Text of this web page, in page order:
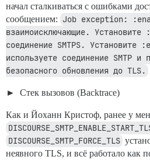
начал сталкиваться с ошибками
сообщением: Job exception:
взаимоисключающие.
соединение SMTPS.
используете соединение SMTP и
безопасного обновления до TLS.
Стек вызовов (Backtrace)
Как и Йоханн Кристоф, ранее у
DISCOURSE_SMTP_FORCE_TLS
неявного TLS, и всё работало как